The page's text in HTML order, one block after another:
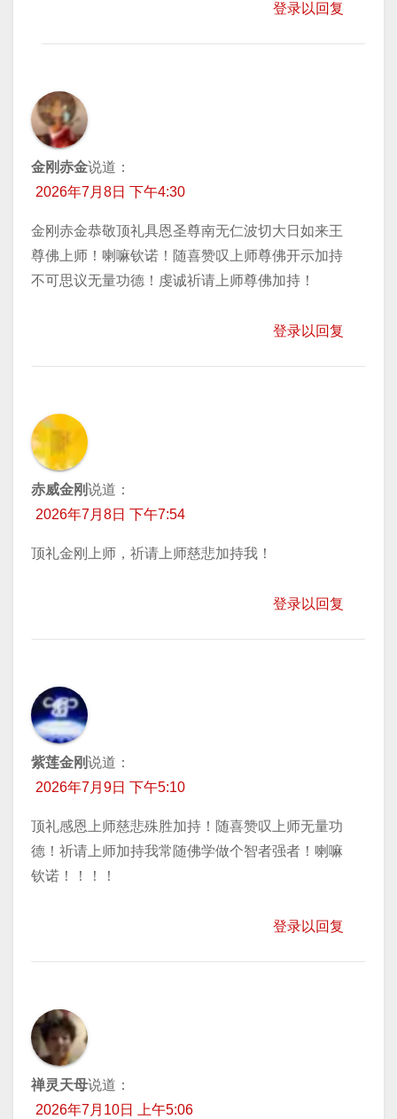
登录以回复
金刚赤金说道：
2026年7月8日 下午4:30
金刚赤金恭敬顶礼具恩圣尊南无仁波切大日如来王
尊佛上师！喇嘛钦诺！随喜赞叹上师尊佛开示加持
不可思议无量功德！虔诚祈请上师尊佛加持！
登录以回复
赤威金刚说道：
2026年7月8日 下午7:54
顶礼金刚上师，祈请上师慈悲加持我！
登录以回复
紫莲金刚说道：
2026年7月9日 下午5:10
顶礼感恩上师慈悲殊胜加持！随喜赞叹上师无量功
德！祈请上师加持我常随佛学做个智者强者！喇嘛
钦诺！！！！
登录以回复
禅灵天母说道：
2026年7月10日 上午5:06